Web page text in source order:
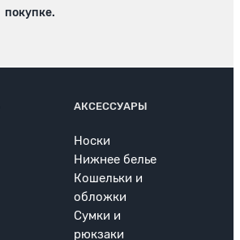
покупке.
АКСЕССУАРЫ
Носки
Нижнее белье
Кошельки и
обложки
Сумки и
рюкзаки